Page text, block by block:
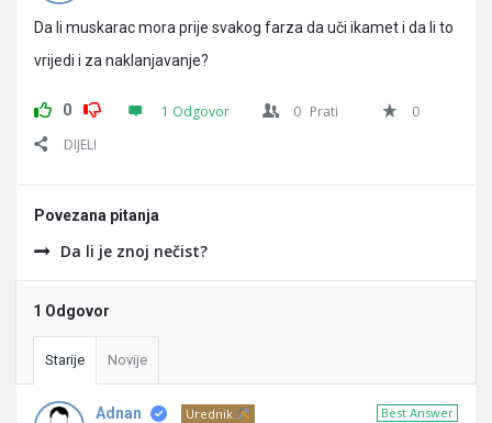
Da li muskarac mora prije svakog farza da uči ikamet i da li to
vrijedi i za naklanjavanje?
0 1 Odgovor 0 Prati
0
DIJELI
Povezana pitanja
Da li je znoj nečist?
1 Odgovor
Starije Novije
Best Answer
Adnan
Urednik